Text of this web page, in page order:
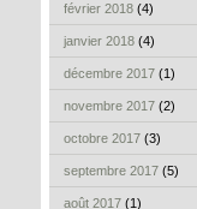
février 2018 (4)
janvier 2018 (4)
décembre 2017 (1)
novembre 2017 (2)
octobre 2017 (3)
septembre 2017 (5)
août 2017 (1)